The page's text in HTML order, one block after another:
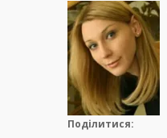
Поділитися: